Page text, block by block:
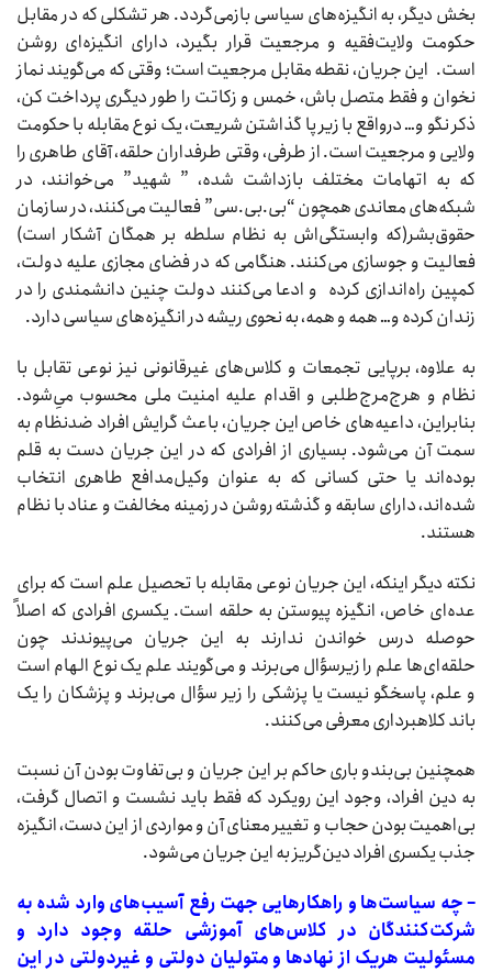
بخش دیگر، به انگیزه‌های سیاسی بازمی‌گردد. هر تشکلی که در مقابل
حکومت ولایت‌فقیه و مرجعیت قرار بگیرد، دارای انگیزه‌ای روشن
است. این جریان، نقطه مقابل مرجعیت است؛ وقتی که می‌گویند نماز
نخوان و فقط متصل باش، خمس و زکاتت را طور دیگری پرداخت کن،
ذکر نگو و… درواقع با زیر پا گذاشتن شریعت، یک نوع مقابله با حکومت
ولایی و مرجعیت است. از طرفی، وقتی طرفداران حلقه، آقای طاهری را
که به اتهامات مختلف بازداشت شده، ” شهید” می‌خوانند، در
شبکه‌های معاندی همچون “بی.بی.سی” فعالیت می‌کنند،‌ در سازمان
حقوق‌بشر(که وابستگی‌اش به نظام سلطه بر همگان آشکار است)
فعالیت و جوسازی می‌کنند. هنگامی که در فضای مجازی علیه دولت،
کمپین راه‌اندازی کرده و ادعا می‌کنند دولت چنین دانشمندی را در
زندان کرده و… همه و همه، به نحوی ریشه در انگیزه‌های سیاسی دارد.
به علاوه، برپایی تجمعات و کلاس‌های غیرقانونی نیز نوعی تقابل با
نظام و هرج‌مرج‌طلبی و اقدام علیه امنیت ملی محسوب می‌ِشود.
بنابراین، داعیه‌های خاص این جریان، باعث گرایش افراد ضدنظام به
سمت آن می‌شود. بسیاری از افرادی که در این جریان دست به قلم
بوده‌اند یا حتی کسانی که به عنوان وکیل‌مدافع طاهری انتخاب
شده‌اند، دارای سابقه و گذشته روشن در زمینه مخالفت و عناد با نظام
هستند.
نکته دیگر اینکه، این جریان نوعی ‌مقابله با تحصیل علم است که برای
عده‌ای خاص،‌ انگیزه پیوستن به حلقه است. یکسری افرادی که اصلاً
حوصله درس خواندن ندارند به این جریان می‌پیوندند چون
حلقه‌ای‌ها علم را زیرسؤال می‌برند و می‌گویند علم یک نوع الهام است
و علم، پاسخگو نیست یا پزشکی را زیر سؤال می‌برند و پزشکان را یک
باند کلاهبرداری معرفی می‌کنند.
همچنین بی‌بندو باری حاکم بر این جریان و بی‌تفاوت بودن آن نسبت
به دین افراد، وجود این رویکرد که فقط باید نشست و اتصال گرفت،
‌بی‌اهمیت بودن حجاب و تغییر معنای آن و مواردی از این دست،‌ انگیزه
جذب یکسری افراد دین‌گریز به این جریان می‌شود.
– چه سیاست‌ها و راهکارهایی جهت رفع آسیب‌های وارد شده به
شرکت‌کنندگان در کلاس‌های آموزشی حلقه وجود دارد و
مسئولیت هریک از نهادها و متولیان دولتی و غیردولتی در این